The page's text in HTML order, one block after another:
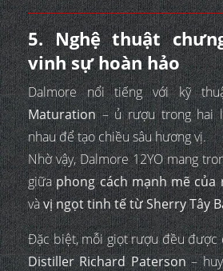
5. Nghệ thuật
vinh sự hoàn hảo
Dalmore nổi tiếng với kỹ
Maturation– ủ rượu trong hai
nhau để tạo chiều sâu hương vị.
Nhờ vậy, Dalmore 12YO mang
giữaphong cách mạnh mẽ
vàvị ngọt tinh tế từ Sherry Tây
Đặc biệt, mỗi giọt rượu đều
Distiller Richard Paterson–